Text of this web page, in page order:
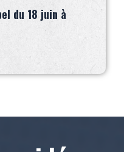
du 18 juin à